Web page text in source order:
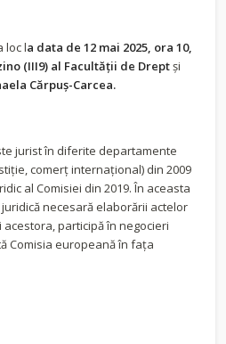
loc la data de 12 mai 2025, ora 10,
(III9) al Facultății de Dreptși
Cărpuș-Carcea.
jurist în diferite departamente
comerț internațional) din 2009
al Comisiei din 2019. În aceasta
necesară elaborării actelor
participă în negocieri
Comisia europeană în fața